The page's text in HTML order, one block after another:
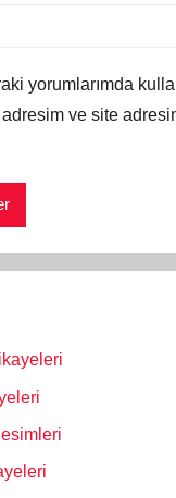
yorumlarımda
ve site